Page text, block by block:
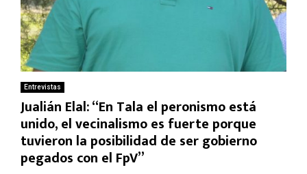
Entrevistas
Jualián Elal: “En Tala el peronismo está
unido, el vecinalismo es fuerte porque
tuvieron la posibilidad de ser gobierno
pegados con el FpV”